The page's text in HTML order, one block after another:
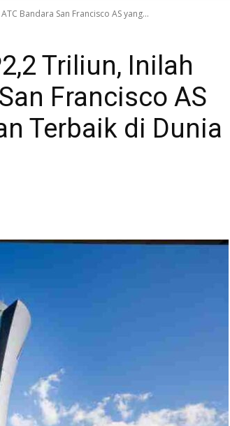
Bandara San Francisco AS yang...
Triliun, Inilah
Francisco AS
Terbaik di Dunia